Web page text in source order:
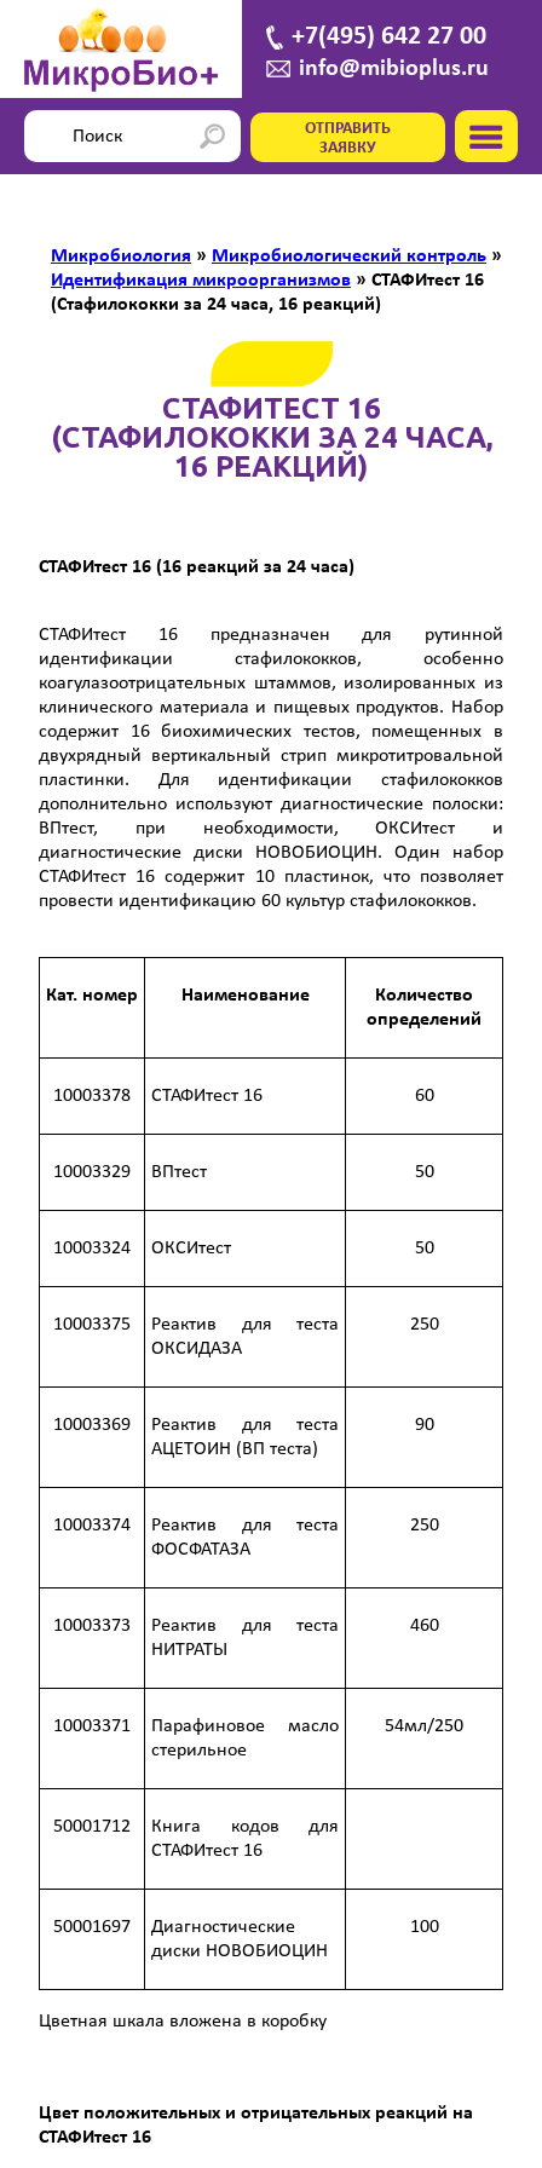
+7(495) 642 27 00
info@mibioplus.ru
ОТПРАВИТЬ
ЗАЯВКУ
Микробиология » Микробиологический контроль »
Идентификация микроорганизмов » СТАФИтест 16
(Стафилококки за 24 часа, 16 реакций)
СТАФИТЕСТ 16
(СТАФИЛОКОККИ ЗА 24 ЧАСА,
16 РЕАКЦИЙ)
СТАФИтест 16 (16 реакций за 24 часа)
СТАФИтест 16 предназначен для рутинной
идентификации стафилококков, особенно
коагулазоотрицательных штаммов, изолированных из
клинического материала и пищевых продуктов. Набор
содержит 16 биохимических тестов, помещенных в
двухрядный вертикальный стрип микротитровальной
пластинки. Для идентификации стафилококков
дополнительно используют диагностические полоски:
ВПтест, при необходимости, ОКСИтест и
диагностические диски НОВОБИОЦИН. Один набор
СТАФИтест 16 содержит 10 пластинок, что позволяет
провести идентификацию 60 культур стафилококков.
Кат. номер Наименование
Количество
определений
10003378 СТАФИтест 16 60
10003329 ВПтест 50
10003324 ОКСИтест 50
10003375
Реактив для теста
ОКСИДАЗА
250
10003369
Реактив для теста
АЦЕТОИН (ВП теста)
90
10003374
Реактив для теста
ФОСФАТАЗА
250
10003373
Реактив для теста
НИТРАТЫ
460
10003371
Парафиновое масло
стерильное
54мл/250
50001712
Книга кодов для
СТАФИтест 16
50001697
Диагностические
диски НОВОБИОЦИН
100
Цветная шкала вложена в коробку
Цвет положительных и отрицательных реакций на
СТАФИтест 16